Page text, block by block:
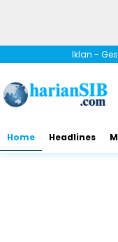
Iklan -
Home Headlines